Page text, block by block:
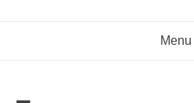
Menu